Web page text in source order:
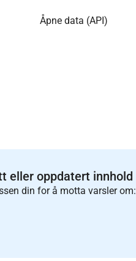
Åpne data (API)
eller oppdatert innhold
din for å motta varsler om: